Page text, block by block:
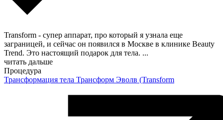
Transform - супер аппарат, про который я узнала еще
заграницей, и сейчас он появился в Москве в клинике Beauty
Trend. Это настоящий подарок для тела. ...
читать дальше
Процедура
Трансформация тела Трансформ Эволв (Transform